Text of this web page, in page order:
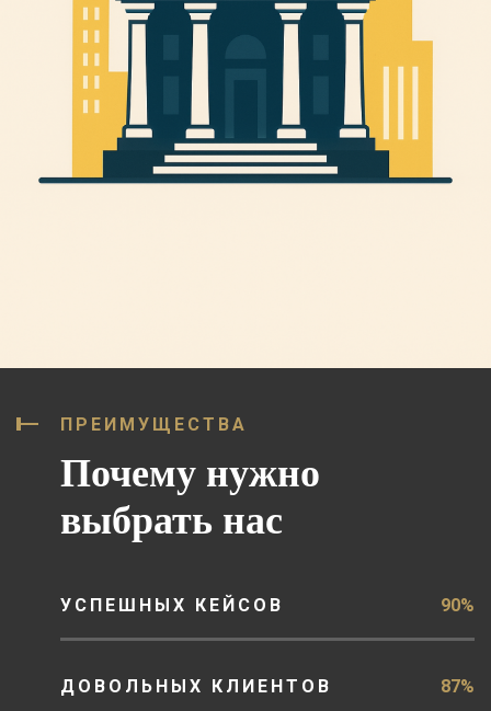
ПРЕИМУЩЕСТВА
Почему нужно
выбрать нас
УСПЕШНЫХ КЕЙСОВ 90%
ДОВОЛЬНЫХ КЛИЕНТОВ 87%